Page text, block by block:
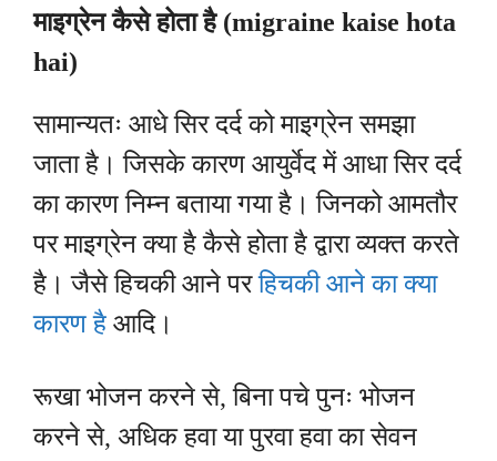
माइग्रेन कैसे होता है (migraine kaise hota
hai)
सामान्यतः आधे सिर दर्द को माइग्रेन समझा
जाता है। जिसके कारण आयुर्वेद में आधा सिर दर्द
का कारण निम्न बताया गया है। जिनको आमतौर
पर माइग्रेन क्या है कैसे होता है द्वारा व्यक्त करते
है। जैसे हिचकी आने परहिचकी आने का क्या
कारण है आदि।
रूखा भोजन करने से, बिना पचे पुनः भोजन
करने से, अधिक हवा या पुरवा हवा का सेवन